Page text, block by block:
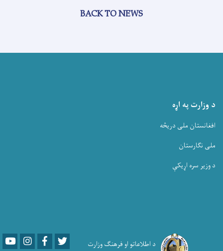
BACK TO NEWS
د وزارت په اړه
افغانستان ملی دریڅه
ملی نگارستان
د وزیر سره اړیکې
د اطلاعاتو او فرهنګ وزارت YoutubeLinkedInFacebook